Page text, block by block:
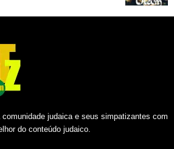
comunidade judaica e seus simpatizantes com
do conteúdo judaico.